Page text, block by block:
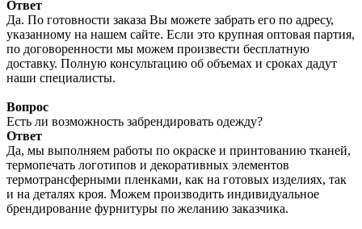
Ответ
Да. По готовности заказа Вы можете забрать его по адресу,
указанному на нашем сайте. Если это крупная оптовая партия,
по договоренности мы можем произвести бесплатную
доставку. Полную консультацию об объемах и сроках дадут
наши специалисты.
Вопрос
Есть ли возможность забрендировать одежду?
Ответ
Да, мы выполняем работы по окраске и принтованию тканей,
термопечать логотипов и декоративных элементов
термотрансферными пленками, как на готовых изделиях, так
и на деталях кроя. Можем производить индивидуальное
брендирование фурнитуры по желанию заказчика.